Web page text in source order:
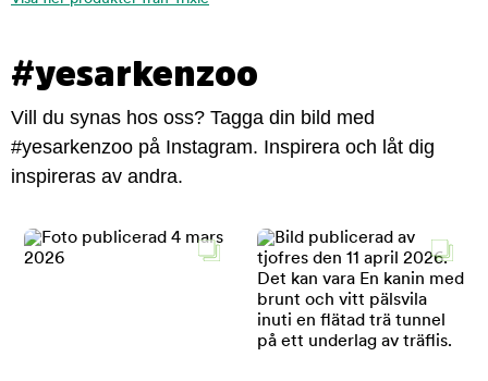
#yesarkenzoo
Vill du synas hos oss? Tagga din bild med
#yesarkenzoo på Instagram. Inspirera och låt dig
inspireras av andra.